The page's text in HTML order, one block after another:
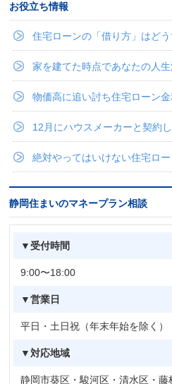
お役立ち情報
住宅ローンの「借り方」はど
家を建てた時点であなたの人生
物価高に追い討ち住宅ローン
12月にハウスメーカーと契約
絶対やってはいけない住宅ロ
静岡住まいのマネープラン相談
▼受付時間
9:00〜18:00
▼営業日
平日・土日祝（年末年始を除く）
▼対応地域
静岡市葵区・駿河区・清水区・